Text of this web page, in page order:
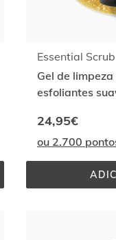
Essential Scrub
Gel de
esfoliantes
24,95€
ou 2.700